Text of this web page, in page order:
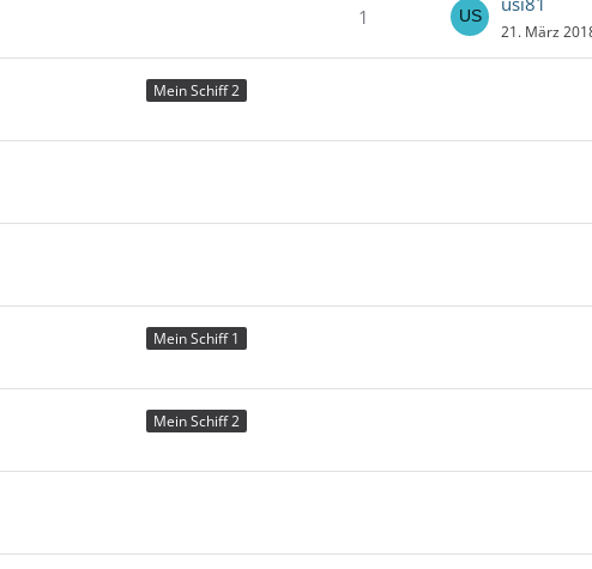
1
21. März
Mein Schiff 2
Mein Schiff 1
Mein Schiff 2